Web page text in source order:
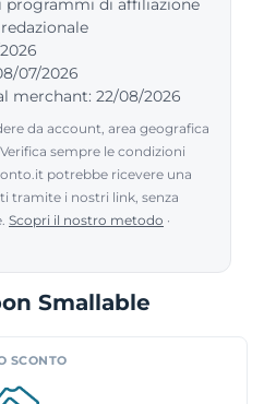
programmi di affiliazione
07/2026
merchant: 22/08/2026
da account, area geografica
sempre le condizioni
potrebbe ricevere una
tramite i nostri link, senza
Scopri il nostro metodo ·
Smallable
SCONTO